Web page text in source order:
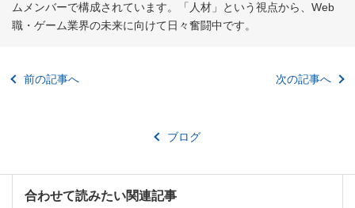
ムメンバーで構成されています。「人材」という視点から、Web
職・ゲーム業界の未来に向けて日々奮闘中です。
前の記事へ 次の記事へ
ブログ
合わせて読みたい関連記事